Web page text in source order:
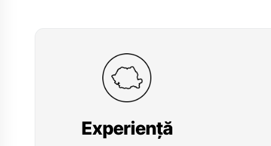
Experiență